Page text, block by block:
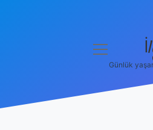
menüyü
Günlük